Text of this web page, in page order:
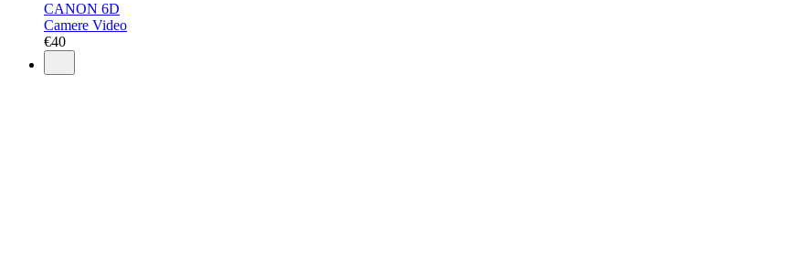
CANON 6D
Camere Video
€40